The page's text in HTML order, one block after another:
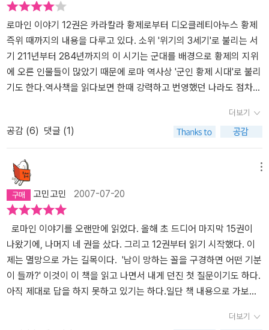
입하는 야만족을 격퇴할 수 있는 업적에서 볼 수 있다. 즉, 시대 상황
에 맞는 군 체제의 정비가 뒤따라야 하는데 정치적이나 재정적으로
군 편제를 보강하고 정비해야 하는 여력이 없었거나 지도자가 없었다
는 생각을 해 본다. 로마제국의 모습을 보면서 그리고 저자가 지적
하는 내용 중에 지도자의 역할에 대해 다시 한번 생각하게 한다. 어느
시대나 상황은 동일하게 느껴지고 겪고 있지만 부흥기를 만드느냐,
측하고 그에 따른 변화를 만드느냐에 달려 있다는 생각을 해 본다. 미
래를 예측하는 힘이 그 지도자의 능력이 되고, 이런 능력을 키울 수 있
는 예지가 있어야 난세를 해쳐 나갈 수 있을 것이다.
게 된다.마지막으로 이책의 말미에는 반기독교적으로 이 책을 서술함
을 숨기지 않았던 시오노의 로마사에 얽힌 기독교적 견해를 내보이며
다른이들의 견해와 더불어 정리해 놓은 정말 재밋는 페이지가 있다.
기독교문화를 벗어나지 못하는 서양에서 보는 로마사...그리고 책의
서술시점인 3세기의 기독교의 반로마적 성격을 냉정하게 보는 시오
노의 로마사...그런면에서 시오노의 로마사는 독특하고 여러 걸끄러
워지는 시기,이런때일수록 기독교는 번성하여 로마멸망을 재촉하였
다.그 혼란한 시기에도 몇몇 뛰어난 황제들이 나타나 그 본분을 다하
고자 노력하는데 그중에서 알렉산데르 세베루스,아우렐리우스,프로
부스 등이다.안타까운것은 치세가 좀 길었더라면 그 능력을 충분히
발휘할수 있었을텐데 암살로 생을 마감한것이다.이책을 읽으며 의문
이 든것은 거의 모든황제가 암살을 당하는 시기에 황제경호를 믿을만
으론 암살자들이 비서나 황제측근 경호원들인 경우도 많아서 피할수
없는 상황이었는듯 하다.외적요인으로는 '강력해진 야만족의 침입'과
내적으로는 '황제의 암살로 잦은 지도자의 교체,경제력의쇠퇴,공적의
무감 상실'등이 쇠퇴를 가속화 시키고 있었다.어느 황제시절이던가
'로마천년기념제'가 열렸는데 한 제국이 천년을 지탱했다면 그것역시
대단한 일이다.계절도,사람도 다 때가 되면 변하여가듯,제국도 그렇
게 종말을 향해 가고 있다.최근 트럼프의 당선후 변해가는 미국을 보
면 로마제국 쇠퇴기를 보는듯 하여,역사를 통한 시대의 흐름을 엿볼
수 있다.
로마인 이야기 12권은 카라칼라 황제로부터 디오클레티아누스 황제
즉위 때까지의 내용을 다루고 있다. 소위 '위기의 3세기'로 불리는 서
기 211년부터 284년까지의 이 시기는 군대를 배경으로 황제의 지위
에 오른 인물들이 많았기 때문에 로마 역사상 '군인 황제 시대'로 불리
기도 한다.역사책을 읽다보면 한때 강력하고 번영했던 나라도 점차
퇴하기 시작했는지 그리고 왜 쇠퇴하게 되었는지를 파악하기는 쉽지
않다. 압도적으로 강한 외국의 침략을 받아 멸망한 나라들을 제외한
다면 한 나라의 쇠퇴는 여러 가지 원인이 복합적으로 작용했기 때문
이다. 이번 로마인 이야기 12권의 주제는 바로 로마가 왜 쇠퇴하게 되
었는가를 살펴보고 있다.우선 책 18~19쪽에 나오는 도표는 제국의
융성기와 전성기에 해당되는 1,2세기 로마 황제들의 제위 기간과 3세
기 로마 황제들의 그것을 보여준다. 이 두개의 도표를 비교하는 것만
으로도 3세기 로마의 문제점 하나를 짐작할 수 있다. 1,2세기와 비교
했을 때 서기 3세기에는 무려 22명에 이르는 황제들이 짧은 기간동
안 제위에 있었고 게다가 제명에 죽은 사람들이 거의 없었다는 사실
이다. 즉, 이 시기에 로마는 정국이 매우 불안정했었다는 것을 알려주
는 것이다. 하지만 이것이 처음은 아니다. 정국이 불안정한 때는 이전
2세기와는 달리 3세기에는 로마가 내부 위기들을 오랫동안 끌고 갈
더보기
공감 (6) 댓글 (1)
고민고민 2007-07-20
로마인 이야기를 오랜만에 읽었다. 올해 초 드디어 마지막 15권이
나왔기에, 나머지 네 권을 샀다. 그리고 12권부터 읽기 시작했다. 이
제는 멸망으로 가는 길목이다. '남이 망하는 꼴을 구경하면 어떤 기분
이 들까?' 이것이 이 책을 읽고 나면서 내게 던진 첫 질문이기도 하다.
아직 제대로 답을 하지 못하고 있기는 하다.일단 책 내용으로 가보자.
것이다. 본문을 서술하기 전에 가장 먼저 제시되는 것이 재위기간 비
더보기